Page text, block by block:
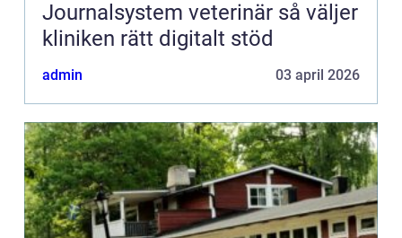
Journalsystem veterinär så väljer
kliniken rätt digitalt stöd
admin 03 april 2026